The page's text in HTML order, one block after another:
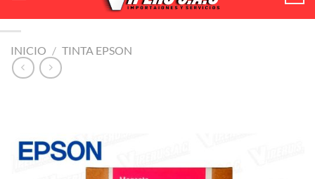
INICIO / TINTA EPSON